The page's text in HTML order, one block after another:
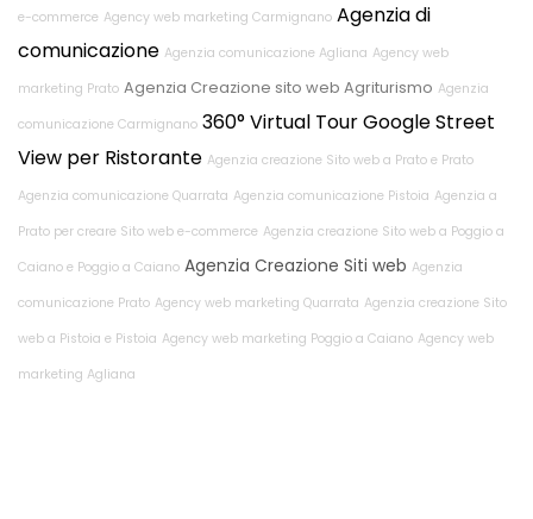
e-commerce Agency web marketing Carmignano Agenzia di
comunicazione Agenzia comunicazione Agliana Agency web
marketing Prato Agenzia Creazione sito web Agriturismo Agenzia
comunicazione Carmignano 360° Virtual Tour Google Street
View per Ristorante Agenzia creazione Sito web a Prato e Prato
Agenzia comunicazione Quarrata Agenzia comunicazione Pistoia Agenzia a
Prato per creare Sito web e-commerce Agenzia creazione Sito web a Poggio a
Caiano e Poggio a Caiano Agenzia Creazione Siti web Agenzia
comunicazione Prato Agency web marketing Quarrata Agenzia creazione Sito
web a Pistoia e Pistoia Agency web marketing Poggio a Caiano Agency web
marketing Agliana